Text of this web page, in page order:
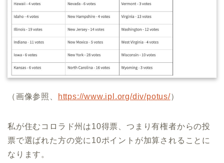
（画像参照、 https://www.ipl.org/div/potus/）
私が住むコロラド州は10得票、つまり有権者からの投
票で選ばれた方の党に10ポイントが加算されることに
なります。